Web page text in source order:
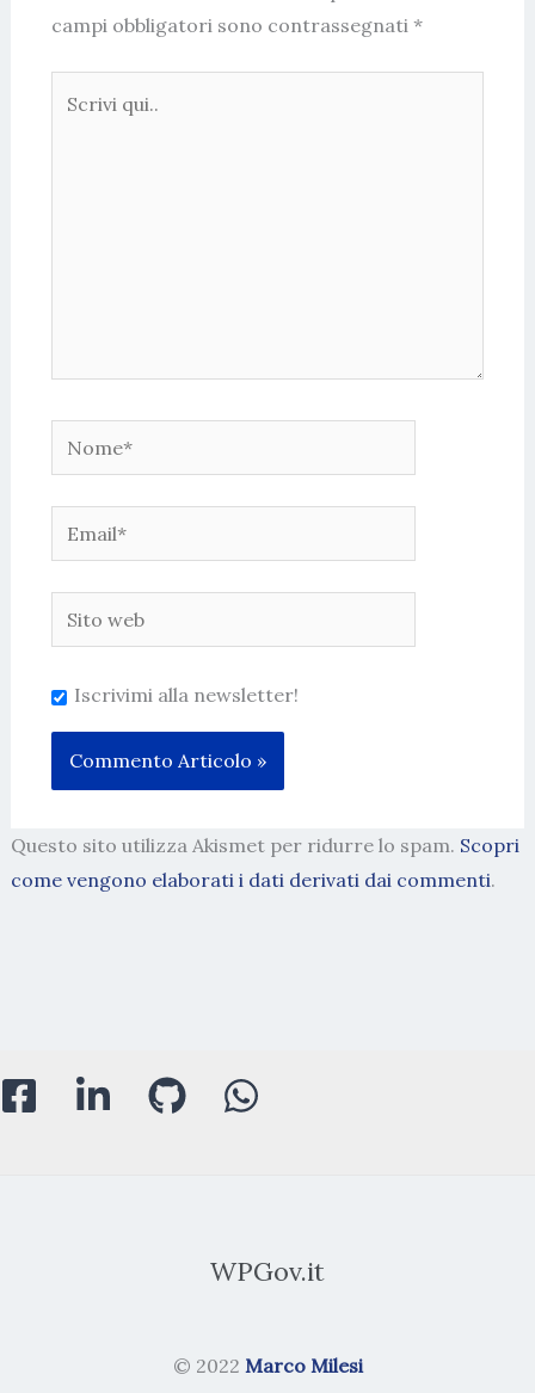
campi obbligatori sono contrassegnati *
Nome*
Email*
Sito
web
Iscrivimi alla newsletter!
Questo sito utilizza Akismet per ridurre lo spam. Scopri
come vengono elaborati i dati derivati dai commenti.
WPGov.it
© 2022 Marco Milesi